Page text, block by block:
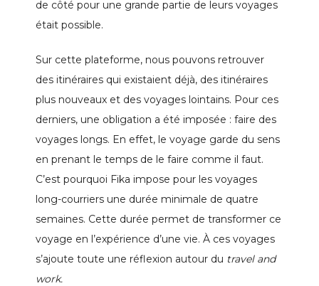
de côté pour une grande partie de leurs voyages
était possible.
Sur cette plateforme, nous pouvons retrouver
des itinéraires qui existaient déjà, des itinéraires
plus nouveaux et des voyages lointains. Pour ces
derniers, une obligation a été imposée : faire des
voyages longs. En effet, le voyage garde du sens
en prenant le temps de le faire comme il faut.
C’est pourquoi Fika impose pour les voyages
long-courriers une durée minimale de quatre
semaines. Cette durée permet de transformer ce
voyage en l’expérience d’une vie. À ces voyages
s’ajoute toute une réflexion autour du travel and
work.